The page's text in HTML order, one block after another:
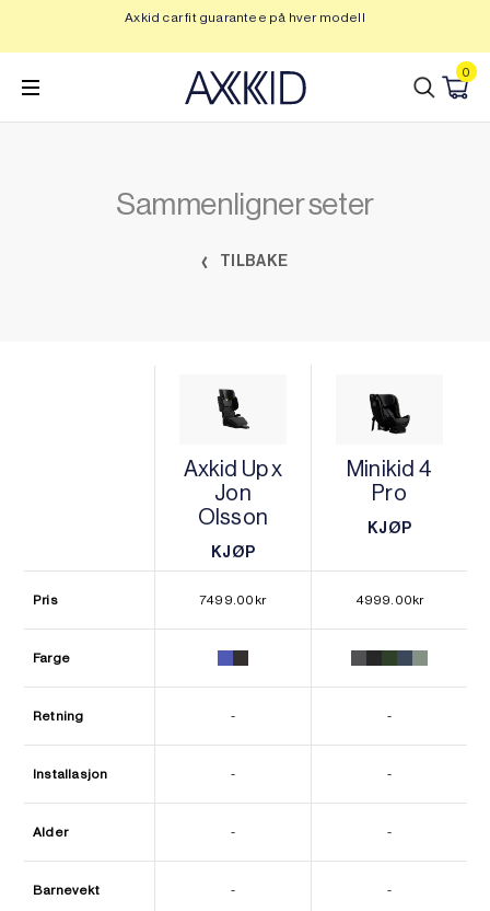
innhold
Axkid car fit guarantee på hver modell
0
Sammenligner seter
TILBAKE
Axkid Up x
Jon
Olsson
KJØP
KJØP
Minikid 4
Pro
KJØP
Pris 7499.00 kr 4999.00kr
Farge
Retning - -
Installasjon - -
Alder - -
Barnevekt - -